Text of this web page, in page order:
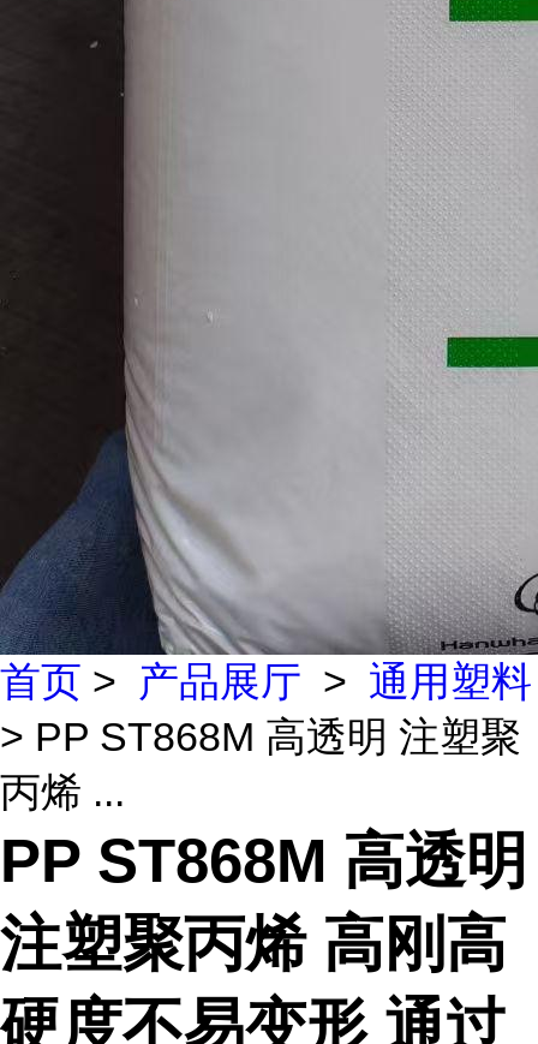
首页 > 产品展厅 > 通用塑料
> PP ST868M 高透明 注塑聚
丙烯 ...
PP ST868M 高透明
注塑聚丙烯 高刚高
硬度不易变形 通过